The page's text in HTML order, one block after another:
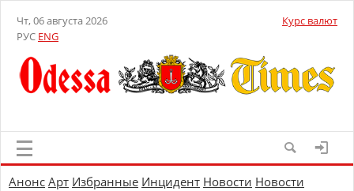
Чт, 06 августа 2026
РУС ENG
Курс валют
Анонс Арт Избранные Инцидент Новости Новости